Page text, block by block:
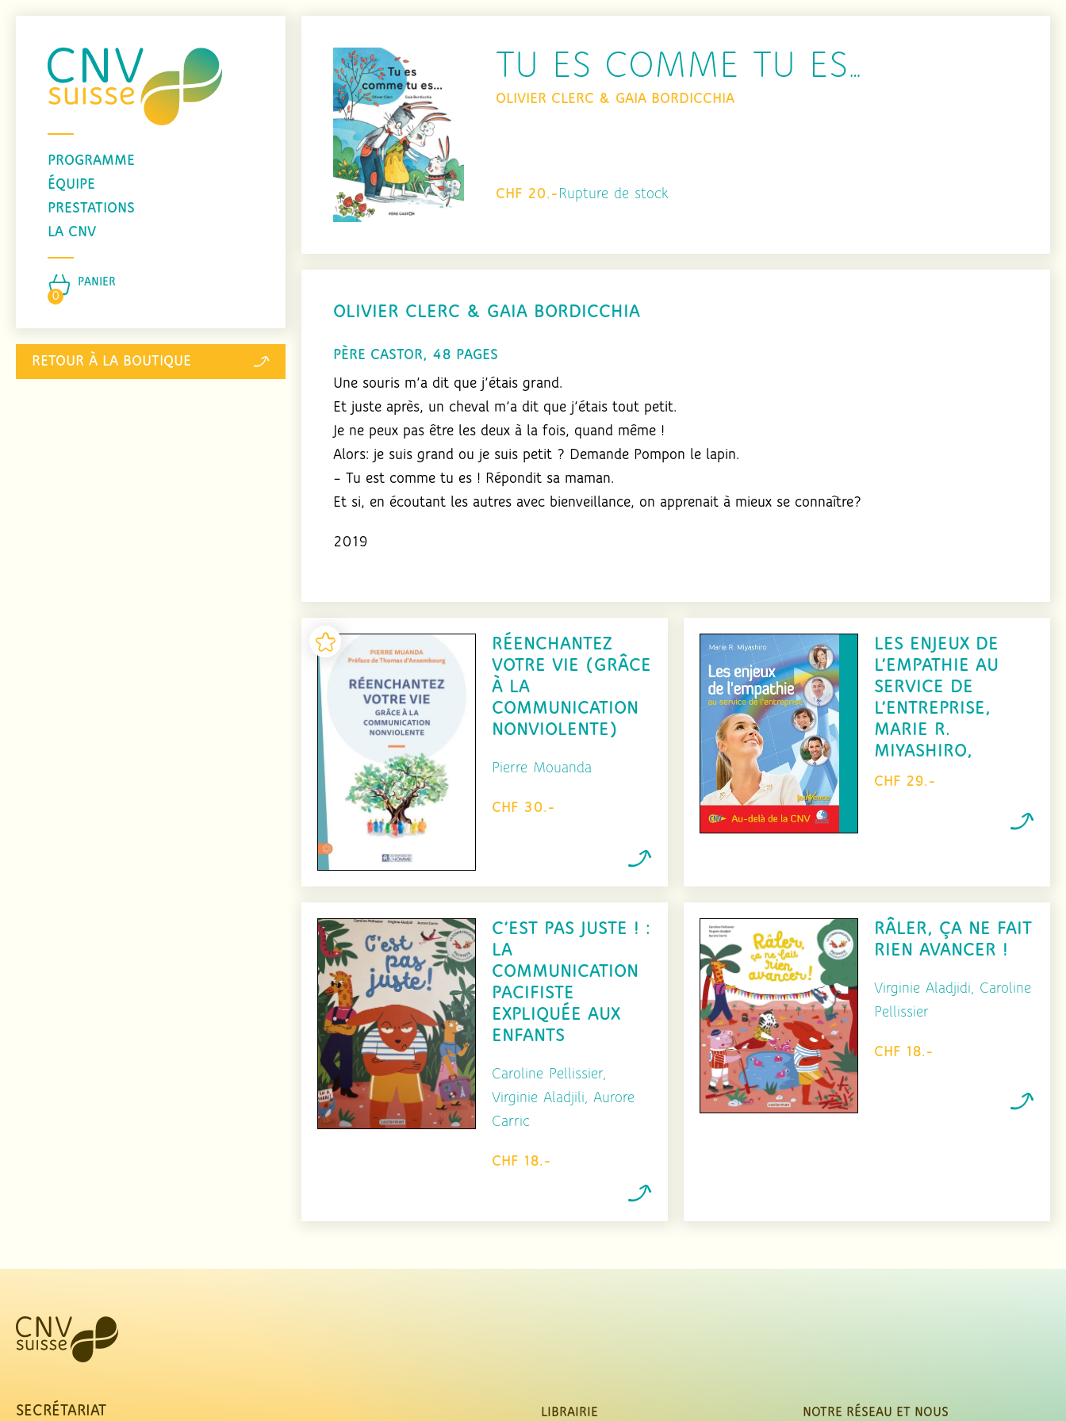
PROGRAMME
ÉQUIPE
PRESTATIONS
LA CNV
0
PANIER
RETOUR À LA BOUTIQUE
TU ES COMME TU ES…
OLIVIER CLERC & GAIA BORDICCHIA
CHF 20.- Rupture de stock
OLIVIER CLERC & GAIA BORDICCHIA
PÈRE CASTOR, 48 PAGES
Une souris m’a dit que j’étais grand.
Et juste après, un cheval m’a dit que j’étais tout petit.
Je ne peux pas être les deux à la fois, quand même !
Alors: je suis grand ou je suis petit ? Demande Pompon le lapin.
– Tu est comme tu es ! Répondit sa maman.
Et si, en écoutant les autres avec bienveillance, on apprenait à mieux se connaître?
2019
RÉENCHANTEZ
VOTRE VIE (GRÂCE
À LA
COMMUNICATION
NONVIOLENTE)
Pierre Mouanda
CHF 30.-
LES ENJEUX DE
L’EMPATHIE AU
SERVICE DE
L’ENTREPRISE,
MARIE R.
MIYASHIRO,
CHF 29.-
C’EST PAS JUSTE ! :
LA
COMMUNICATION
PACIFISTE
EXPLIQUÉE AUX
ENFANTS
Caroline Pellissier,
Virginie Aladjili, Aurore
Carric
CHF 18.-
RÂLER, ÇA NE FAIT
RIEN AVANCER !
Virginie Aladjidi, Caroline
Pellissier
CHF 18.-
SECRÉTARIAT LIBRAIRIE NOTRE RÉSEAU ET NOUS